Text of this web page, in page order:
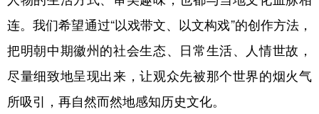
连。我们希望通过“以戏带文、以文构戏”的创作方法，
把明朝中期徽州的社会生态、日常生活、人情世故，
尽量细致地呈现出来，让观众先被那个世界的烟火气
所吸引，再自然而然地感知历史文化。